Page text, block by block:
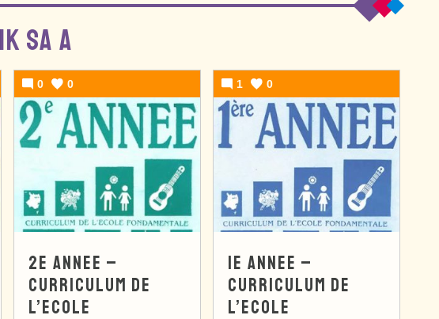
SA A
0 0
2E ANNEE –
CURRICULUM DE
L’ECOLE
1 0
1E ANNEE –
CURRICULUM DE
L’ECOLE